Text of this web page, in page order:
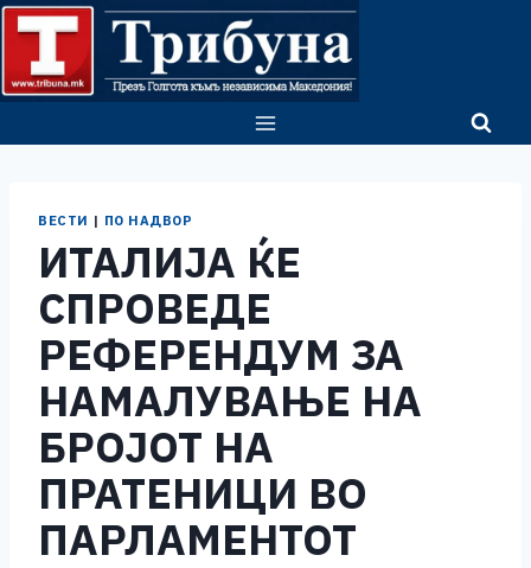
Skip
content
ВЕСТИ | ПО НАДВОР
ИТАЛИЈА ЌЕ
СПРОВЕДЕ
РЕФЕРЕНДУМ ЗА
НАМАЛУВАЊЕ НА
БРОЈОТ НА
ПРАТЕНИЦИ ВО
ПАРЛАМЕНТОТ